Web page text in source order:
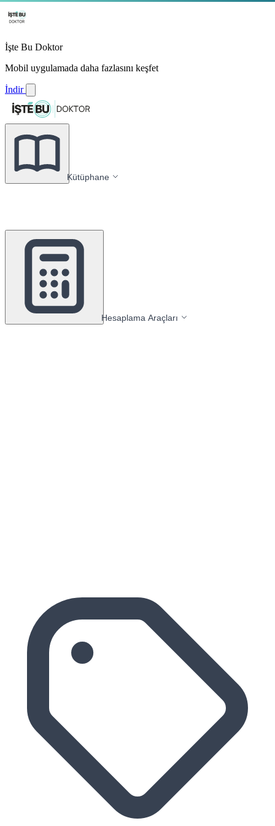
İşte Bu Doktor
Mobil uygulamada daha fazlasını keşfet
İndir
Kütüphane
Hesaplama Araçları